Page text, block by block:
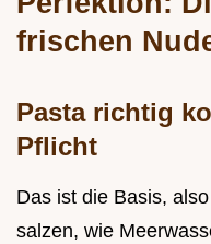
frischen
Pasta richtig
Pflicht
Das ist die Basis,
salzen, wie